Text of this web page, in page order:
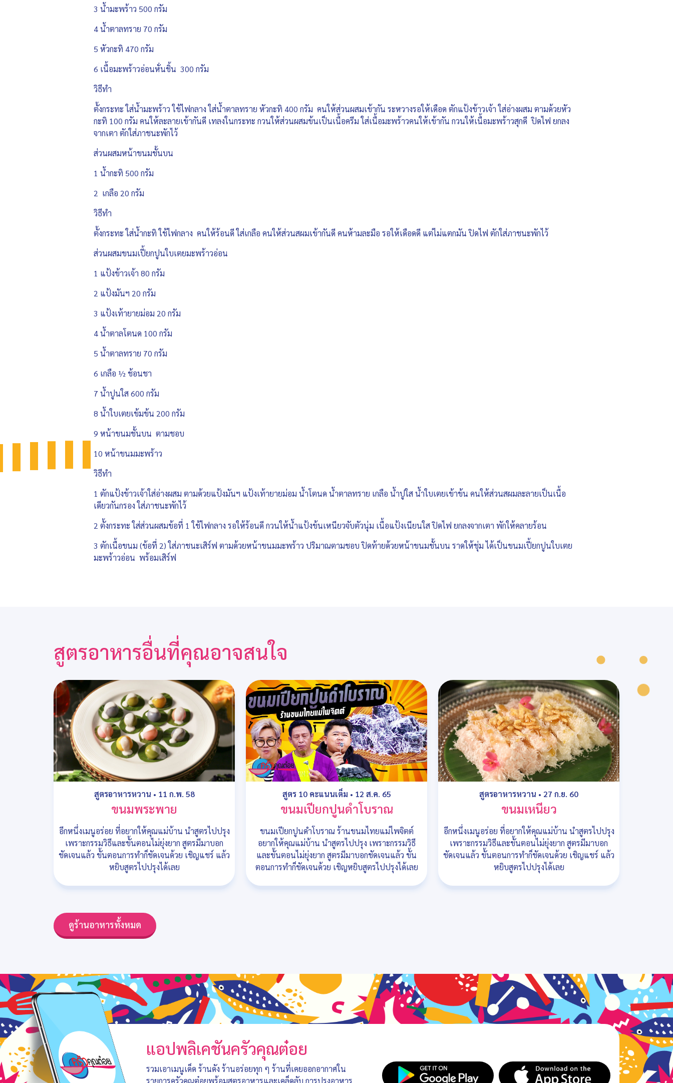
3 น้ำมะพร้าว 500 กรัม
4 น้ำตาลทราย 70 กรัม
5 หัวกะทิ 470 กรัม
6 เนื้อมะพร้าวอ่อนหั่นชิ้น 300 กรัม
วิธีทำ
ตั้งกระทะ ใส่น้ำมะพร้าว ใช้ไฟกลาง ใส่น้ำตาลทราย หัวกะทิ 400 กรัม คนให้ส่วนผสมเข้ากัน ระหวางรอให้เดือด ตักแป้งข้าวเจ้า ใส่อ่างผสม ตามด้วยหัว
กะทิ 100 กรัม คนให้ละลายเข้ากันดี เทลงในกระทะ กวนให้ส่วนผสมข้นเป็นเนื้อครีม ใส่เนื้อมะพร้าวคนให้เข้ากัน กวนให้เนื้อมะพร้าวสุกดี ปิดไฟ ยกลง
จากเตา ตักใส่ภาชนะพักไว้
ส่วนผสมหน้าขนมชั้นบน
1 น้ำกะทิ 500 กรัม
2 เกลือ 20 กรัม
วิธีทำ
ตั้งกระทะ ใส่น้ำกะทิ ใช้ไฟกลาง คนให้ร้อนดี ใส่เกลือ คนให้ส่วนสผมเข้ากันดี คนห้ามละมือ รอให้เดือดดี แต่ไม่แตกมัน ปิดไฟ ตักใส่ภาชนะพักไว้
ส่วนผสมขนมเปี้ยกปูนใบเตยมะพร้าวอ่อน
1 แป้งข้าวเจ้า 80 กรัม
2 แป้งมันฯ 20 กรัม
3 แป้งเท้ายายม่อม 20 กรัม
4 น้ำตาลโตนด 100 กรัม
5 น้ำตาลทราย 70 กรัม
6 เกลือ ½ ช้อนชา
7 น้ำปูนใส 600 กรัม
8 น้ำใบเตยเข้มข้น 200 กรัม
9 หน้าขนมชั้นบน ตามชอบ
10 หน้าขนมมะพร้าว
วิธีทำ
1 ตักแป้งข้าวเจ้าใส่อ่างผสม ตามด้วยแป้งมันฯ แป้งเท้ายายม่อม น้ำโตนด น้ำตาลทราย เกลือ น้ำปูใส น้ำใบเตยเข้าข้น คนให้ส่วนสผมละลายเป็นเนื้อ
เดียวกันกรอง ใส่ภาชนะพักไว้
2 ตั้งกระทะ ใส่ส่วนผสมข้อที่ 1 ใช้ไฟกลาง รอให้ร้อนดี กวนให้น้ำแป้งข้นเหนียวจับตัวนุ่ม เนื้อแป้งเนียนใส ปิดไฟ ยกลงจากเตา พักให้คลายร้อน
3 ตักเนื้อขนม (ข้อที่ 2) ใส่ภาชนะเสิร์ฟ ตามด้วยหน้าขนมมะพร้าว ปริมาณตามชอบ ปิดท้ายด้วยหน้าขนมชั้นบน ราดให้ชุ่ม ได้เป็นขนมเปี้ยกปูนใบเตย
มะพร้าวอ่อน พร้อมเสิร์ฟ
สูตรอาหารอื่นที่คุณอาจสนใจ
สูตรอาหารหวาน • 11 ก.พ. 58
ขนมพระพาย
อีกหนึ่งเมนูอร่อย ที่อยากให้คุณแม่บ้าน นำสูตรไปปรุง
เพราะกรรมวิธีและขั้นตอนไม่ยุ่งยาก สูตรมีมาบอก
ชัดเจนแล้ว ขั้นตอนการทำก็ชัดเจนด้วย เชิญแชร์ แล้ว
หยิบสูตรไปปรุงได้เลย
สูตร 10 คะแนนเต็ม • 12 ส.ค. 65
ขนมเปียกปูนดำโบราณ
ขนมเปียกปูนดำโบราณ ร้านขนมไทยแม่ไพจิตต์
อยากให้คุณแม่บ้าน นำสูตรไปปรุง เพราะกรรมวิธี
และขั้นตอนไม่ยุ่งยาก สูตรมีมาบอกชัดเจนแล้ว ขั้น
ตอนการทำก็ชัดเจนด้วย เชิญหยิบสูตรไปปรุงได้เลย
สูตรอาหารหวาน • 27 ก.ย. 60
ขนมเหนียว
อีกหนึ่งเมนูอร่อย ที่อยากให้คุณแม่บ้าน นำสูตรไปปรุง
เพราะกรรมวิธีและขั้นตอนไม่ยุ่งยาก สูตรมีมาบอก
ชัดเจนแล้ว ขั้นตอนการทำก็ชัดเจนด้วย เชิญแชร์ แล้ว
หยิบสูตรไปปรุงได้เลย
ดูร้านอาหารทั้งหมด
แอปพลิเคชันครัวคุณต๋อย
รวมเอาเมนูเด็ด ร้านดัง ร้านอร่อยทุก ๆ ร้านที่เคยออกอากาศใน
รายการครัวคุณต๋อยพร้อมสูตรอาหารและเคล็ดลับ การปรุงอาหาร